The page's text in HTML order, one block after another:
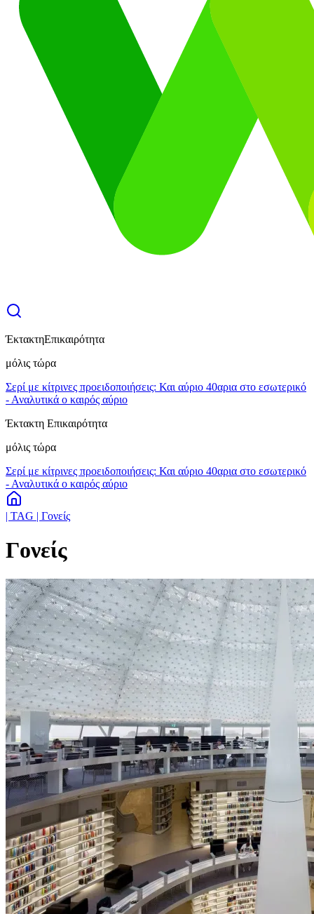
ΈκτακτηΕπικαιρότητα
μόλις τώρα
Σερί με κίτρινες προειδοποιήσεις: Και αύριο 40αρια στο εσωτερικό
- Αναλυτικά ο καιρός αύριο
Έκτακτη Επικαιρότητα
μόλις τώρα
Σερί με κίτρινες προειδοποιήσεις: Και αύριο 40αρια στο εσωτερικό
- Αναλυτικά ο καιρός αύριο
| TAG | Γονείς
Γονείς